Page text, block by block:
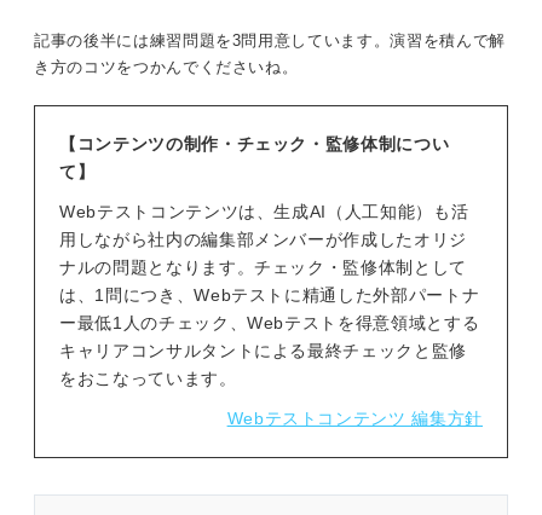
記事の後半には練習問題を3問用意しています。演習を積んで解
き方のコツをつかんでくださいね。
【コンテンツの制作・チェック・監修体制につい
て】
Webテストコンテンツは、生成AI（人工知能）も活
用しながら社内の編集部メンバーが作成したオリジ
ナルの問題となります。チェック・監修体制として
は、1問につき、Webテストに精通した外部パートナ
ー最低1人のチェック、Webテストを得意領域とする
キャリアコンサルタントによる最終チェックと監修
をおこなっています。
Webテストコンテンツ 編集方針